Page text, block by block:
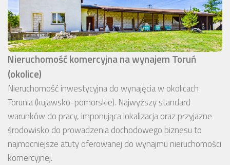
Nieruchomość komercyjna na wynajem Toruń
(okolice)
Nieruchomość inwestycyjna do wynajęcia w okolicach
Torunia (kujawsko-pomorskie). Najwyższy standard
warunków do pracy, imponująca lokalizacja oraz przyjazne
środowisko do prowadzenia dochodowego biznesu to
najmocniejsze atuty oferowanej do wynajmu nieruchomości
komercyjnej.